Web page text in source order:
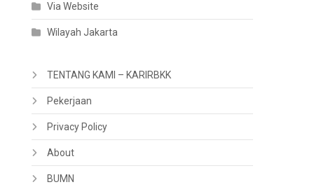
Via Website
Wilayah Jakarta
TENTANG KAMI – KARIRBKK
Pekerjaan
Privacy Policy
About
BUMN